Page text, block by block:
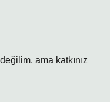
ama katkınız